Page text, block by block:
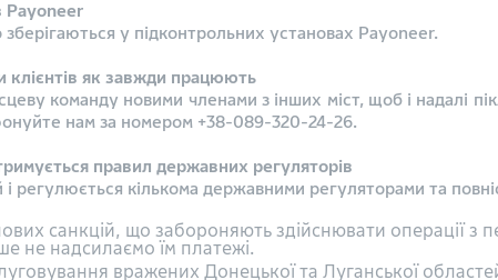
Payoneer
зберігаються у підконтрольних установах Payoneer.
клієнтів як завжди працюють
команду новими членами з інших міст, щоб і надалі
нам за номером +38-089-320-24-26.
правил державних регуляторів
і регулюється кількома державними регуляторами та
санкцій, що забороняють здійснювати операції з
не надсилаємо їм платежі.
вражених Донецької та Луганської